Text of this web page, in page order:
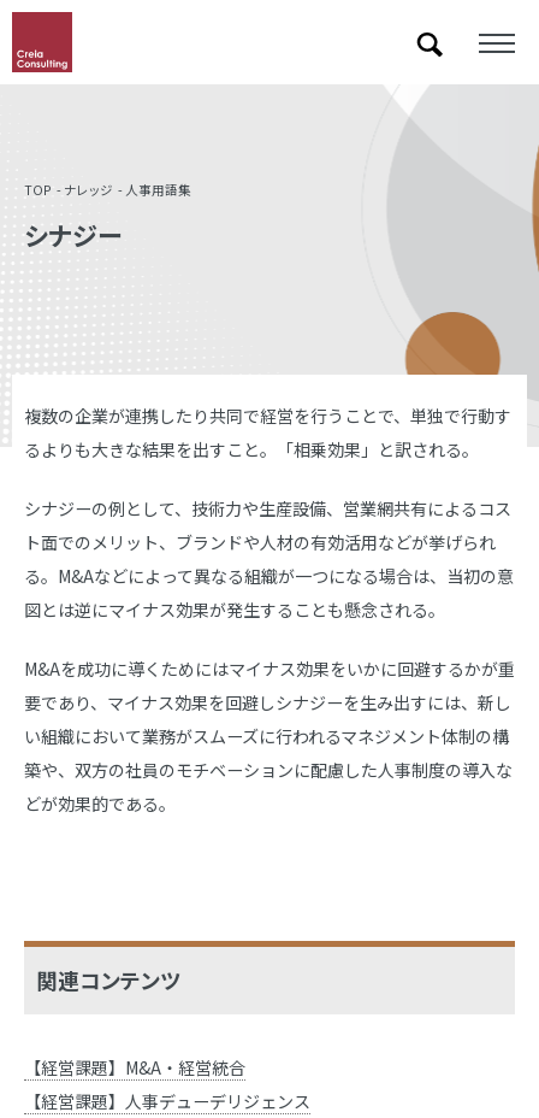
「&」などの記号を含むキーワードで検索した際に検索結果が正しく表示されない場合があります。
その場合は記号に続いて半角スペースを挿入して検索し直してください。
TOP ナレッジ 人事用語集
シナジー
複数の企業が連携したり共同で経営を行うことで、単独で行動す
るよりも大きな結果を出すこと。「相乗効果」と訳される。
シナジーの例として、技術力や生産設備、営業網共有によるコス
ト面でのメリット、ブランドや人材の有効活用などが挙げられ
る。M&Aなどによって異なる組織が一つになる場合は、当初の意
図とは逆にマイナス効果が発生することも懸念される。
M&Aを成功に導くためにはマイナス効果をいかに回避するかが重
要であり、マイナス効果を回避しシナジーを生み出すには、新し
い組織において業務がスムーズに行われるマネジメント体制の構
築や、双方の社員のモチベーションに配慮した人事制度の導入な
どが効果的である。
関連コンテンツ
【経営課題】M&A・経営統合
【経営課題】人事デューデリジェンス